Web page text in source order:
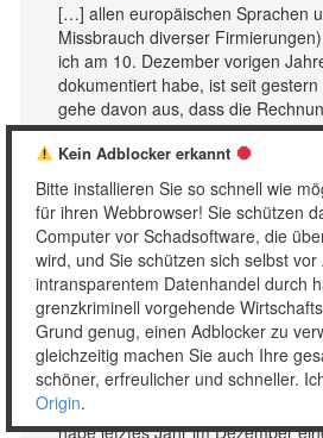
[…] allen europäischen Sprachen
Missbrauch diverser
ich am 10. Dezember vorigen
dokumentiert habe, ist seit
gehe davon aus, dass die
norwegischen Hoster […]
Verfolgen Sie Ihr Paket jetzt «
9. April 2024 at 12:56
[…] wird. Wer einmal einen
möchte, was diese spezielle Bande
habe letztes Jahr im Dezember
Kein Adblocker erkannt
Bitte installieren Sie so schnell wie
für ihren Webbrowser! Sie schützen
Computer vor Schadsoftware, die
wird, und Sie schützen sich selbst
intransparentem Datenhandel durch
grenzkriminell vorgehende
Grund genug, einen Adblocker zu
gleichzeitig machen Sie auch Ihre
schöner, erfreulicher und schneller.
Origin.